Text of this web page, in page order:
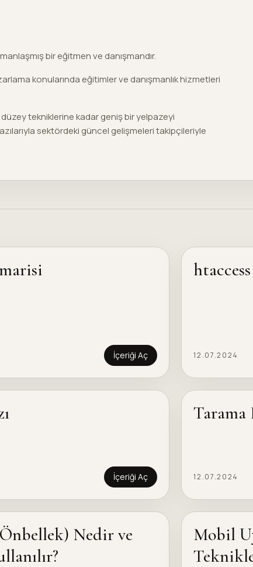
bir eğitmen ve danışmandır.
konularında eğitimler ve danışmanlık hizmetleri
düzey tekniklerine kadar geniş bir yelpazeyi
sektördeki güncel gelişmeleri takipçileriyle
İçeriği Aç
htaccess
12.07.2024
İçeriği Aç
Tarama
12.07.2024
Nedir ve
Mobil